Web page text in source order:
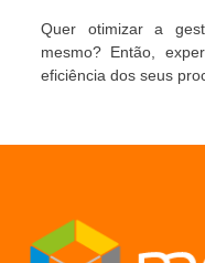
Quer otimizar a
mesmo? Então,
eficiência dos seus